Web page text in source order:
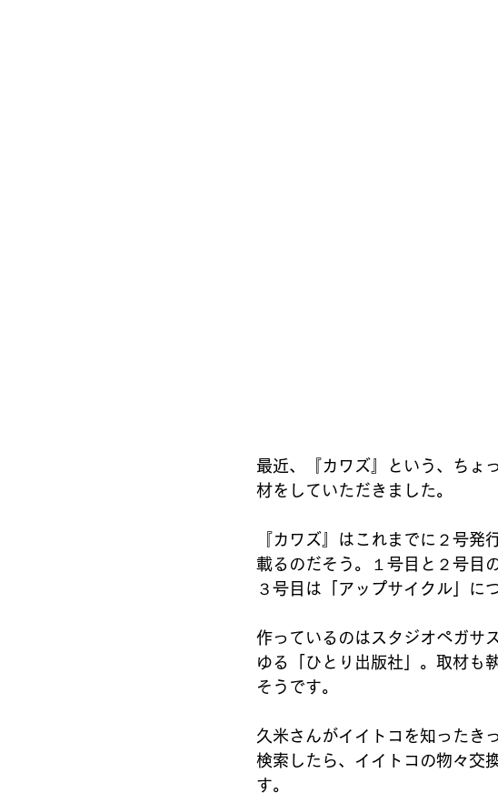
最近、『カワズ』という、ちょ
材をしていただきました。
『カワズ』はこれまでに２号
載るのだそう。１号目と２号目
３号目は「アップサイクル」に
作っているのはスタジオペガサ
ゆる「ひとり出版社」。取材も
そうです。
久米さんがイイトコを知ったき
検索したら、イイトコの物々交
す。